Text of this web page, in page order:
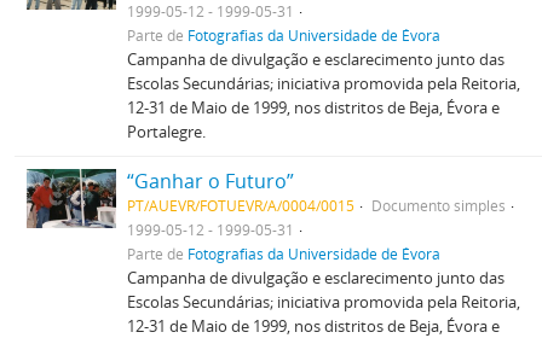
1999-05-12 - 1999-05-31
Parte de Fotografias da Universidade de Évora
Campanha de divulgação e esclarecimento junto das
Escolas Secundárias; iniciativa promovida pela Reitoria,
12-31 de Maio de 1999, nos distritos de Beja, Évora e
Portalegre.
“Ganhar o Futuro”
PT/AUEVR/FOTUEVR/A/0004/0015
Documento simples
1999-05-12 - 1999-05-31
Parte de Fotografias da Universidade de Évora
Campanha de divulgação e esclarecimento junto das
Escolas Secundárias; iniciativa promovida pela Reitoria,
12-31 de Maio de 1999, nos distritos de Beja, Évora e